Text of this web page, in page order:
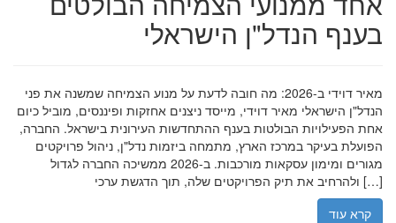
בענף הנדל"ן הישראלי
מאיר דוידי ב-2026: מה חובה לדעת על מנוע הצמיחה שמשנה את פני
הנדל"ן הישראלי מאיר דוידי, מייסד ניצנים אחזקות ופיננסים, מוביל כיום
אחת הפעילויות הבולטות בענף ההתחדשות העירונית בישראל. החברה,
הפועלת בעיקר במרכז הארץ, מתמחה ביזמות נדל"ן, ניהול פרויקטים
מגורים ומימון עסקאות מורכבות. ב-2026 ממשיכה החברה לגדול
ולהרחיב את תיק הפרויקטים שלה, תוך הדגשת ערכי […]
קרא עוד